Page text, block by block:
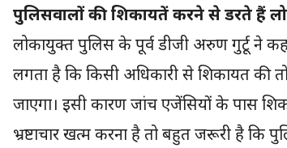
पुलिसवालों की शिकायतें करने से डरते हैं
लोकायुक्त पुलिस के पूर्व डीजी अरुण गुर्टू ने
लगता है कि किसी अधिकारी से शिकायत की तो
जाएगा। इसी कारण जांच एजेंसियों के पास
भ्रष्टाचार खत्म करना है तो बहुत जरूरी है